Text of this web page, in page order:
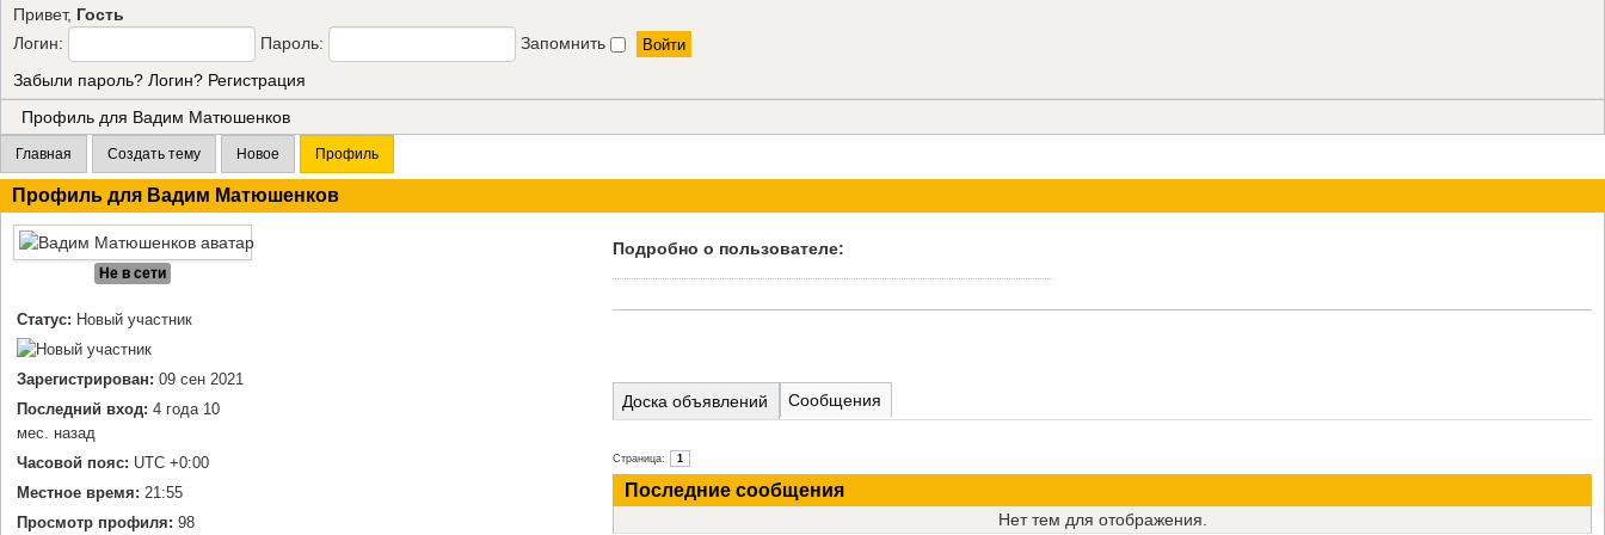
Привет, Гость
Логин:
Пароль:
Запомнить
Забыли пароль? Логин? Регистрация
Профиль для Вадим Матюшенков
Главная Создать тему Новое Профиль
Профиль для Вадим Матюшенков
Не в сети
Статус: Новый участник
Зарегистрирован: 09 сен 2021
Последний вход: 4 года 10
мес. назад
Часовой пояс: UTC +0:00
Местное время: 21:55
Просмотр профиля: 98
Подробно о пользователе:
Доска объявлений Сообщения
Страница: 1
Последние сообщения
Нет тем для отображения.